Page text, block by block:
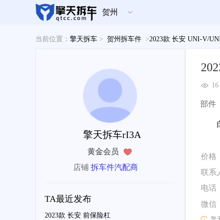
贺州
当前位置： 擎天拆车 > 贺州拆车件 >2023款 长安 UNI-V/
擎天拆车rI3A
黄金会员
店铺拆车件汽配商
TA最近发布
2023款 长安 前保险杠
16
部件
价格
联系
电话
微信